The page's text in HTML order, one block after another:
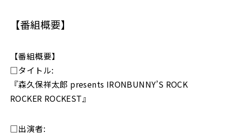
【番組概要】
【番組概要】
□タイトル:
『森久保祥太郎 presents IRONBUNNY’S ROCK
ROCKER ROCKEST』
□出演者: